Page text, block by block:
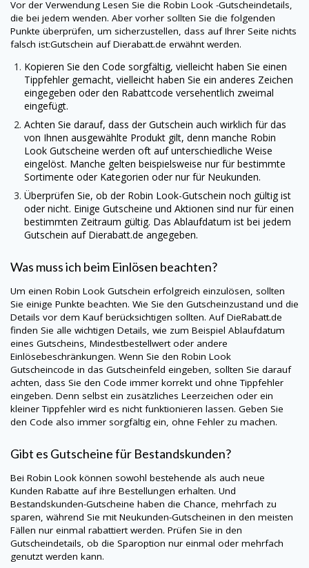
Vor der Verwendung Lesen Sie die Robin Look -Gutscheindetails,
die bei jedem wenden. Aber vorher sollten Sie die folgenden
Punkte überprüfen, um sicherzustellen, dass auf Ihrer Seite nichts
falsch ist:Gutschein aufDierabatt.de erwähnt werden.
Kopieren Sie den Code sorgfältig, vielleicht haben Sie einen
Tippfehler gemacht, vielleicht haben Sie ein anderes Zeichen
eingegeben oder den Rabattcode versehentlich zweimal
eingefügt.
Achten Sie darauf, dass der Gutschein auch wirklich für das
von Ihnen ausgewählte Produkt gilt, denn manche Robin
Look Gutscheine werden oft auf unterschiedliche Weise
eingelöst. Manche gelten beispielsweise nur für bestimmte
Sortimente oder Kategorien oder nur für Neukunden.
Überprüfen Sie, ob der Robin Look-Gutschein noch gültig ist
oder nicht. Einige Gutscheine und Aktionen sind nur für einen
bestimmten Zeitraum gültig. Das Ablaufdatum ist bei jedem
Gutschein auf Dierabatt.de angegeben.
Was muss ich beim Einlösen beachten?
Um einen Robin Look Gutschein erfolgreich einzulösen, sollten
Sie einige Punkte beachten. Wie Sie den Gutscheinzustand und die
Details vor dem Kauf berücksichtigen sollten. AufDieRabatt.de
finden Sie alle wichtigen Details, wie zum Beispiel Ablaufdatum
eines Gutscheins, Mindestbestellwert oder andere
Einlösebeschränkungen. Wenn Sie den Robin Look
Gutscheincode in das Gutscheinfeld eingeben, sollten Sie darauf
achten, dass Sie den Code immer korrekt und ohne Tippfehler
eingeben. Denn selbst ein zusätzliches Leerzeichen oder ein
kleiner Tippfehler wird es nicht funktionieren lassen. Geben Sie
den Code also immer sorgfältig ein, ohne Fehler zu machen.
Gibt es Gutscheine für Bestandskunden?
Bei Robin Look können sowohl bestehende als auch neue
Kunden Rabatte auf ihre Bestellungen erhalten. Und
Bestandskunden-Gutscheine haben die Chance, mehrfach zu
sparen, während Sie mit Neukunden-Gutscheinen in den meisten
Fällen nur einmal rabattiert werden. Prüfen Sie in den
Gutscheindetails, ob die Sparoption nur einmal oder mehrfach
genutzt werden kann.